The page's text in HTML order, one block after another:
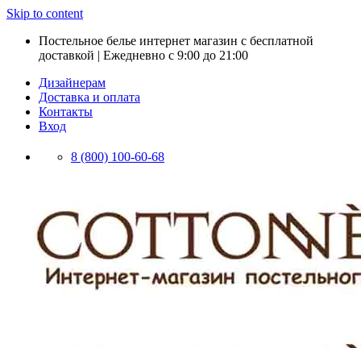
Skip to content
Постельное белье интернет магазин с бесплатной
доставкой | Ежедневно с 9:00 до 21:00
Дизайнерам
Доставка и оплата
Контакты
Вход
8 (800) 100-60-68